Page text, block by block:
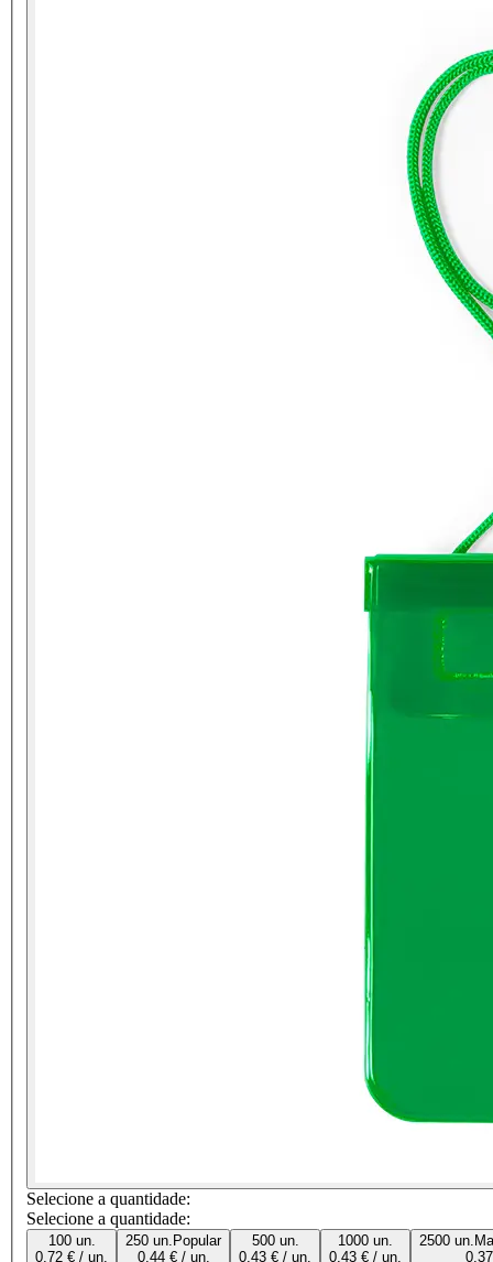
Selecione a quantidade:
Selecione a quantidade:
100 un.
0,72 € / un.
250 un. Popular
0,44 € / un.
500 un.
0,43 € / un.
1000 un.
0,43 € / un.
2500 un.